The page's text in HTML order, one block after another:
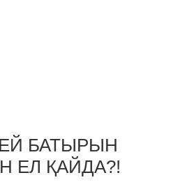
БАТЫРЫН
ЕЛ ҚАЙДА?!